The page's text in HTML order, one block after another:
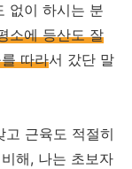
없이 하시는 분
소에 등산도 잘
따라서 갔단 말
근육도 적절히
해, 나는 초보자